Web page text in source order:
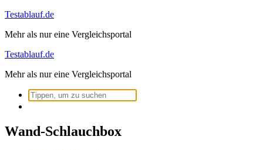
Zum
springen
Testablauf.de
Mehr als nur eine Vergleichsportal
Testablauf.de
Mehr als nur eine Vergleichsportal
Suchen
nach:
Wand-Schlauchbox